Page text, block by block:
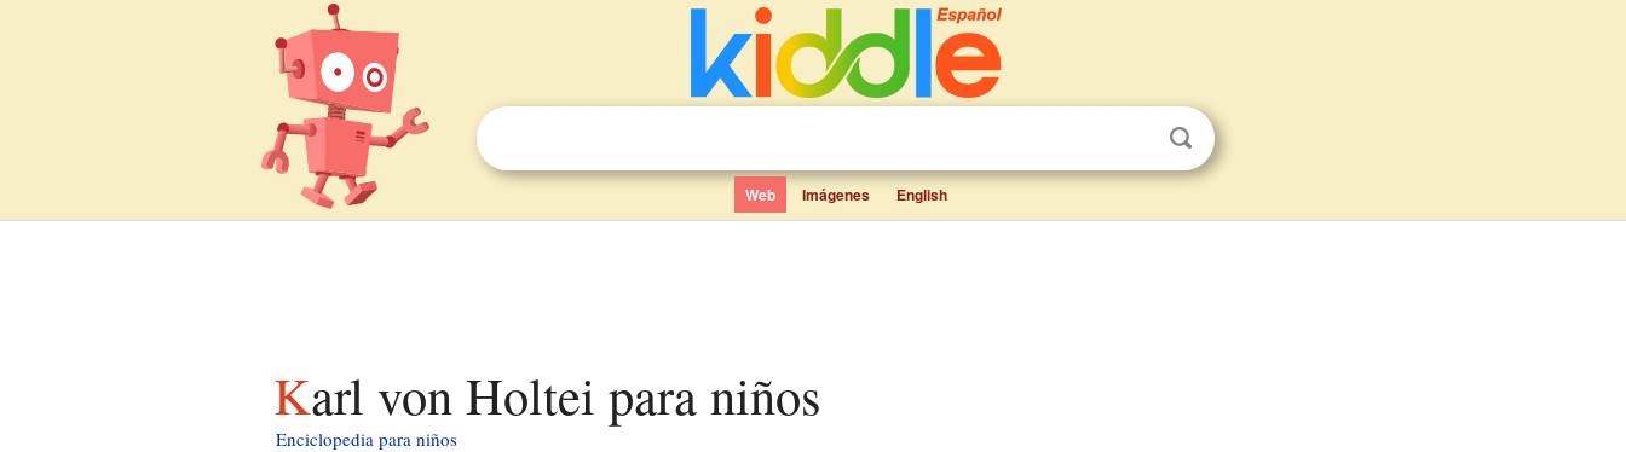
Web Imágenes English
Karl von Holtei para niños
Enciclopedia para niños